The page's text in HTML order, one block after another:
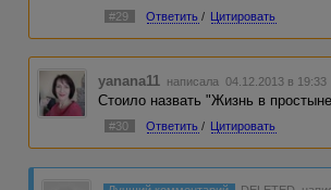
#29 Ответить / Цитировать
yanana11 написала 04.12.2013 в 19:33
Стоило назвать "Жизнь в
#30 Ответить / Цитировать